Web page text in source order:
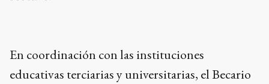
En coordinación con las instituciones
educativas terciarias y universitarias, el Becario